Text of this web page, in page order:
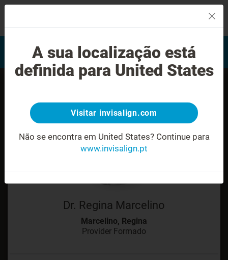
Avaliação do sorriso
Encontrar um Invisalign
provider
Dr. Regina Marcelino
Marcelino, Regina
Provider Formado
A sua localização está
definida para United States
Visitar invisalign.com
Não se encontra em United States? Continue para
www.invisalign.pt